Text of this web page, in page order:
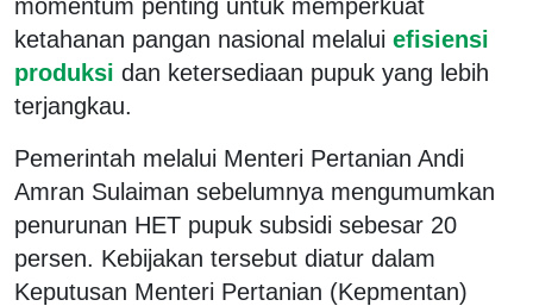
momentum penting untuk memperkuat
ketahanan pangan nasional melalui efisiensi
produksi dan ketersediaan pupuk yang lebih
terjangkau.
Pemerintah melalui Menteri Pertanian Andi
Amran Sulaiman sebelumnya mengumumkan
penurunan HET pupuk subsidi sebesar 20
persen. Kebijakan tersebut diatur dalam
Keputusan Menteri Pertanian (Kepmentan)